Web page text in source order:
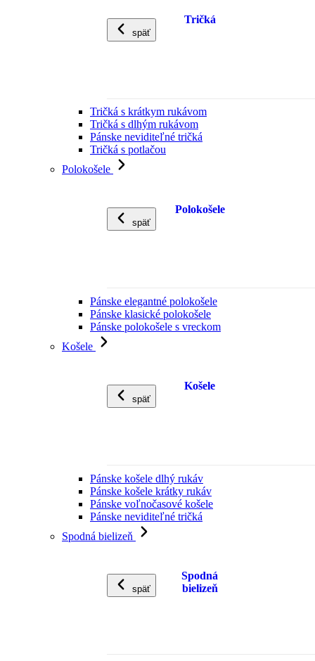
späť
Tričká
Tričká s krátkym rukávom
Tričká s dlhým rukávom
Pánske neviditeľné tričká
Tričká s potlačou
Polokošele
späť
Polokošele
Pánske elegantné polokošele
Pánske klasické polokošele
Pánske polokošele s vreckom
Košele
späť
Košele
Pánske košele dlhý rukáv
Pánske košele krátky rukáv
Pánske voľnočasové košele
Pánske neviditeľné tričká
Spodná bielizeň
späť
Spodná
bielizeň